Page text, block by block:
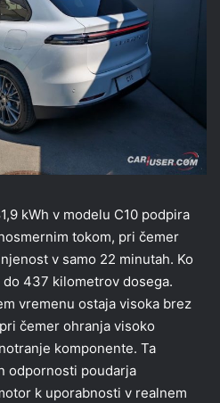
kWh v modelu C10 podpira
tokom, pri čemer
v samo 22 minutah. Ko
437 kilometrov dosega.
vremenu ostaja visoka brez
čemer ohranja visoko
komponente. Ta
odpornosti poudarja
k uporabnosti v realnem